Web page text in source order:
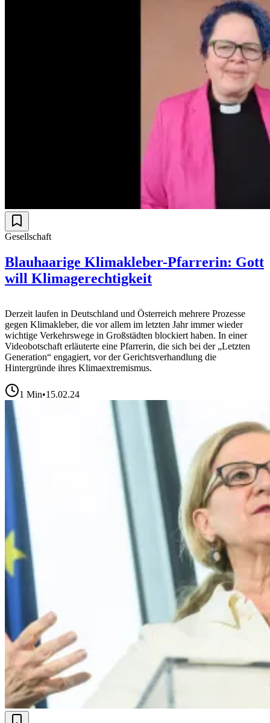
Gesellschaft
Blauhaarige Klimakleber-Pfarrerin: Gott
will Klimagerechtigkeit
Derzeit laufen in Deutschland und Österreich mehrere Prozesse
gegen Klimakleber, die vor allem im letzten Jahr immer wieder
wichtige Verkehrswege in Großstädten blockiert haben. In einer
Videobotschaft erläuterte eine Pfarrerin, die sich bei der „Letzten
Generation“ engagiert, vor der Gerichtsverhandlung die
Hintergründe ihres Klimaextremismus.
1 Min•15.02.24